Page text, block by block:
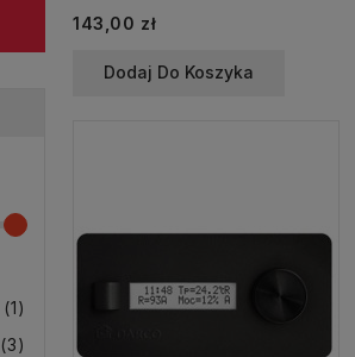
(1)
(3)
143,00 zł
Dodaj Do Koszyka